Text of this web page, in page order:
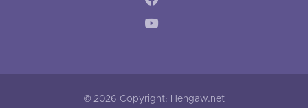
© 2026 Copyright: Hengaw.net